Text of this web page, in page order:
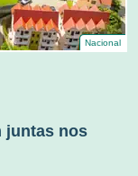
Nacional
juntas nos